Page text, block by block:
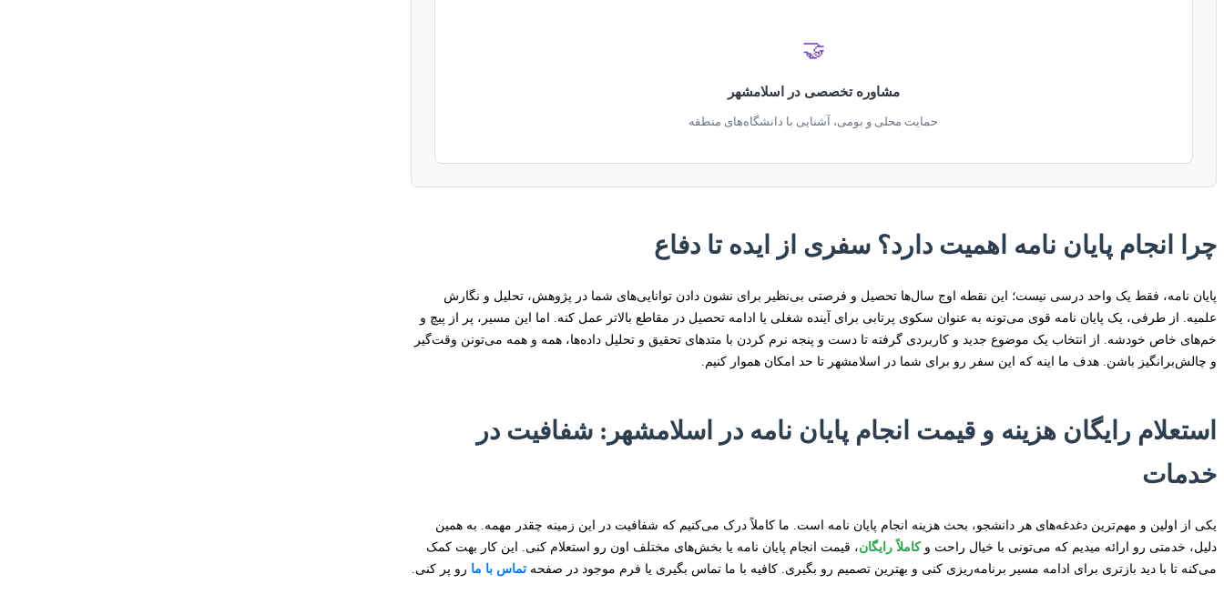
🤝
مشاوره تخصصی در اسلامشهر
حمایت محلی و بومی، آشنایی با دانشگاه‌های منطقه
چرا انجام پایان نامه اهمیت دارد؟ سفری از ایده تا دفاع
پایان نامه، فقط یک واحد درسی نیست؛ این نقطه اوج سال‌ها تحصیل و فرصتی بی‌نظیر برای نشون دادن توانایی‌های شما در پژوهش، تحلیل و نگارش
علمیه. از طرفی، یک پایان نامه قوی می‌تونه به عنوان سکوی پرتابی برای آینده شغلی یا ادامه تحصیل در مقاطع بالاتر عمل کنه. اما این مسیر، پر از پیچ و
خم‌های خاص خودشه. از انتخاب یک موضوع جدید و کاربردی گرفته تا دست و پنجه نرم کردن با متدهای تحقیق و تحلیل داده‌ها، همه و همه می‌تونن وقت‌گیر
و چالش‌برانگیز باشن. هدف ما اینه که این سفر رو برای شما در اسلامشهر تا حد امکان هموار کنیم.
استعلام رایگان هزینه و قیمت انجام پایان نامه در اسلامشهر: شفافیت در
خدمات
یکی از اولین و مهم‌ترین دغدغه‌های هر دانشجو، بحث هزینه انجام پایان نامه است. ما کاملاً درک می‌کنیم که شفافیت در این زمینه چقدر مهمه. به همین
دلیل، خدمتی رو ارائه میدیم که می‌تونی با خیال راحت وکاملاً رایگان، قیمت انجام پایان نامه یا بخش‌های مختلف اون رو استعلام کنی. این کار بهت کمک
می‌کنه تا با دید بازتری برای ادامه مسیر برنامه‌ریزی کنی و بهترین تصمیم رو بگیری. کافیه با ما تماس بگیری یا فرم موجود در صفحه تماس با ما رو پر کنی.